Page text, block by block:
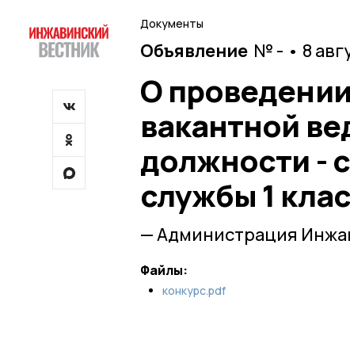
Документы
Объявление № - • 8
О
вакантной
должности -
службы 1
— Администрация
Файлы:
конкурс.pdf